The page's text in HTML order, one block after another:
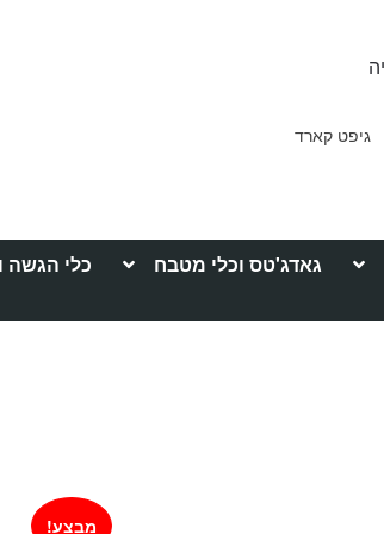
גיפט קארד
גאדג'טס וכלי מטבח כלי הגשה
מבצע!